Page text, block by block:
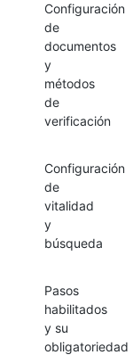
Configuración
de
documentos
y
métodos
de
verificación
Configuración
de
vitalidad
y
búsqueda
Pasos
habilitados
y su
obligatoriedad